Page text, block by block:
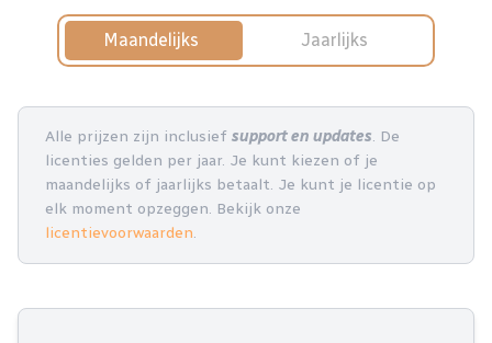
Maandelijks Jaarlijks
Alle prijzen zijn inclusief support en updates. De
licenties gelden per jaar. Je kunt kiezen of je
maandelijks of jaarlijks betaalt. Je kunt je licentie op
elk moment opzeggen. Bekijk onze
licentievoorwaarden.